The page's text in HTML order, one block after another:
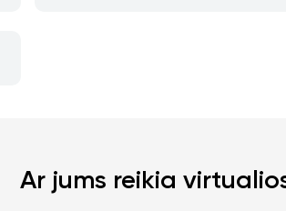
Ar jums reikia